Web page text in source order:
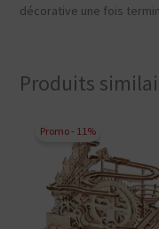
décorative une fois
Produits
Promo - 11%